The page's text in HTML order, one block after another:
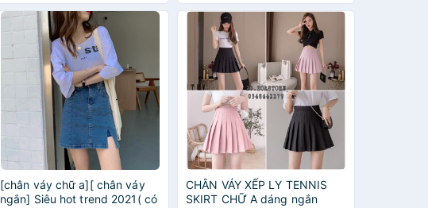
[chân váy chữ a][ chân váy
ngắn] Siêu hot trend 2021( có
CHÂN VÁY XẾP LY TENNIS
SKIRT CHỮ A dáng ngắn